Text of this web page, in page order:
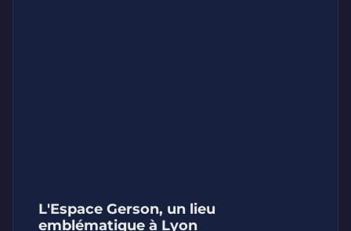
L'Espace Gerson, un lieu
emblématique à Lyon